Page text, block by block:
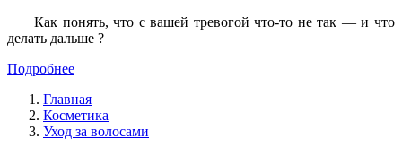
Как понять, что с вашей тревогой что-то не так — и что
делать дальше ?
Подробнее
Главная
Косметика
Уход за волосами